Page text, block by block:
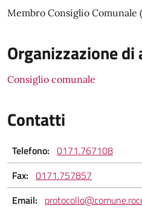
Membro Consiglio Comunale
Organizzazione
Consiglio comunale
Contatti
Telefono: 0171.767108
Fax: 0171.757857
Email: